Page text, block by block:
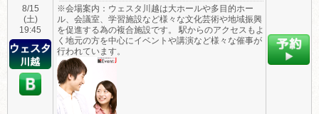
8/15
(土)
19:45
※会場案内：ウェスタ川越は大ホールや多目的ホー
ル、会議室、学習施設など様々な文化芸術や地域振興
を促進する為の複合施設です。 駅からのアクセスもよ
く地元の方を中心にイベントや講演など様々な催事が
行われています。